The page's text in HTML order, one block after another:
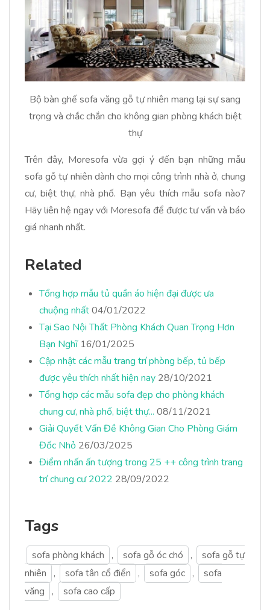
Bộ bàn ghế sofa văng gỗ tự nhiên mang lại sự sang
trọng và chắc chắn cho không gian phòng khách biệt
thự
Trên đây, Moresofa vừa gợi ý đến bạn những mẫu
sofa gỗ tự nhiên dành cho mọi công trình nhà ở, chung
cư, biệt thự, nhà phố. Bạn yêu thích mẫu sofa nào?
Hãy liên hệ ngay với Moresofa để được tư vấn và báo
giá nhanh nhất.
Related
Tổng hợp mẫu tủ quần áo hiện đại được ưa
chuộng nhất04/01/2022
Tại Sao Nội Thất Phòng Khách Quan Trọng Hơn
Bạn Nghĩ16/01/2025
Cập nhật các mẫu trang trí phòng bếp, tủ bếp
được yêu thích nhất hiện nay 28/10/2021
Tổng hợp các mẫu sofa đẹp cho phòng khách
chung cư, nhà phố, biệt thự... 08/11/2021
Giải Quyết Vấn Đề Không Gian Cho Phòng Giám
Đốc Nhỏ 26/03/2025
Điểm nhấn ấn tượng trong 25 ++ công trình trang
trí chung cư 2022 28/09/2022
Tags
sofa phòng khách , sofa gỗ óc chó ,
sofa gỗ tự
nhiên
, sofa tân cổ điển , sofa góc ,
sofa
văng
, sofa cao cấp